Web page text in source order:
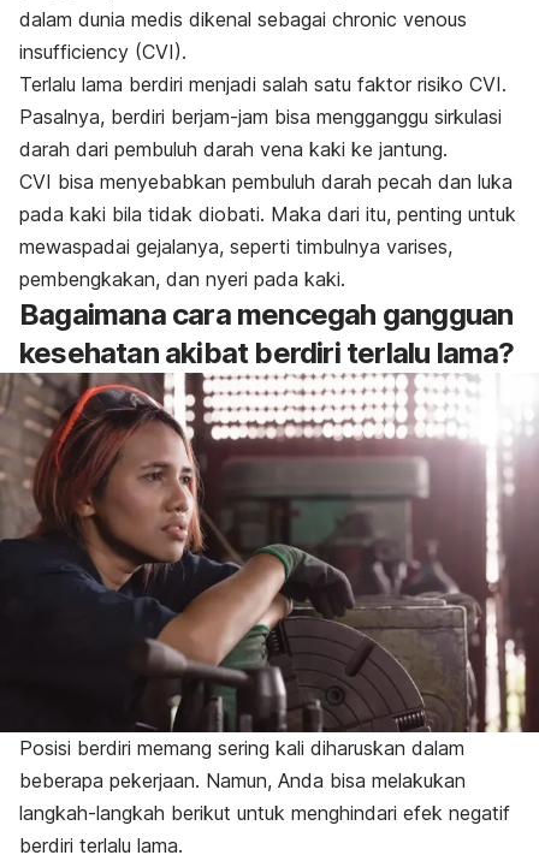
dalam dunia medis dikenal sebagai chronic venous
insufficiency (CVI).
Terlalu lama berdiri menjadi salah satu faktor risiko CVI.
Pasalnya, berdiri berjam-jam bisa mengganggu sirkulasi
darah dari pembuluh darah vena kaki ke jantung.
CVI bisa menyebabkan pembuluh darah pecah dan luka
pada kaki bila tidak diobati. Maka dari itu, penting untuk
mewaspadai gejalanya, seperti timbulnya varises,
pembengkakan, dan nyeri pada kaki.
Bagaimana cara mencegah gangguan
kesehatan akibat berdiri terlalu lama?
Posisi berdiri memang sering kali diharuskan dalam
beberapa pekerjaan. Namun, Anda bisa melakukan
langkah-langkah berikut untuk menghindari efek negatif
berdiri terlalu lama.